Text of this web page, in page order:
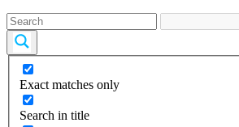
Exact matches only
Search in title